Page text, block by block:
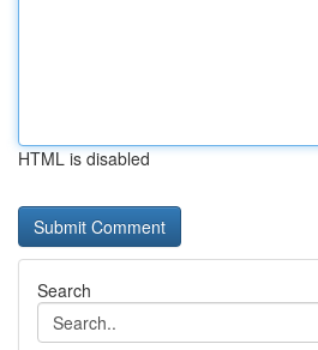
HTML is disabled
Search